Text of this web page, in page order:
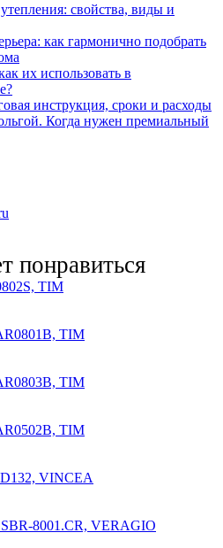
свойства, виды и
как гармонично подобрать
их использовать в
инструкция, сроки и расходы
Когда нужен премиальный
понравиться
TIM
TIM
TIM
TIM
VINCEA
8001.CR, VERAGIO